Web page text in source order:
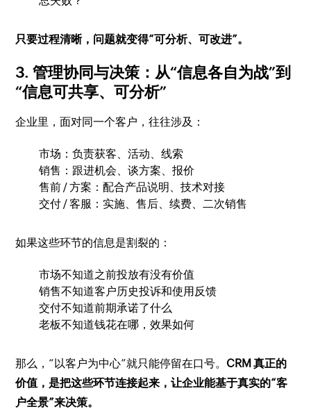
只要过程清晰，问题就变得“可分析、可改进”。
3. 管理协同与决策：从“信息各自为战”到
“信息可共享、可分析”
企业里，面对同一个客户，往往涉及：
市场：负责获客、活动、线索
销售：跟进机会、谈方案、报价
售前 / 方案：配合产品说明、技术对接
交付 / 客服：实施、售后、续费、二次销售
如果这些环节的信息是割裂的：
市场不知道之前投放有没有价值
销售不知道客户历史投诉和使用反馈
交付不知道前期承诺了什么
老板不知道钱花在哪，效果如何
那么，“以客户为中心”就只能停留在口号。 CRM 真正的
价值，是把这些环节连接起来，让企业能基于真实的“客
户全景”来决策。